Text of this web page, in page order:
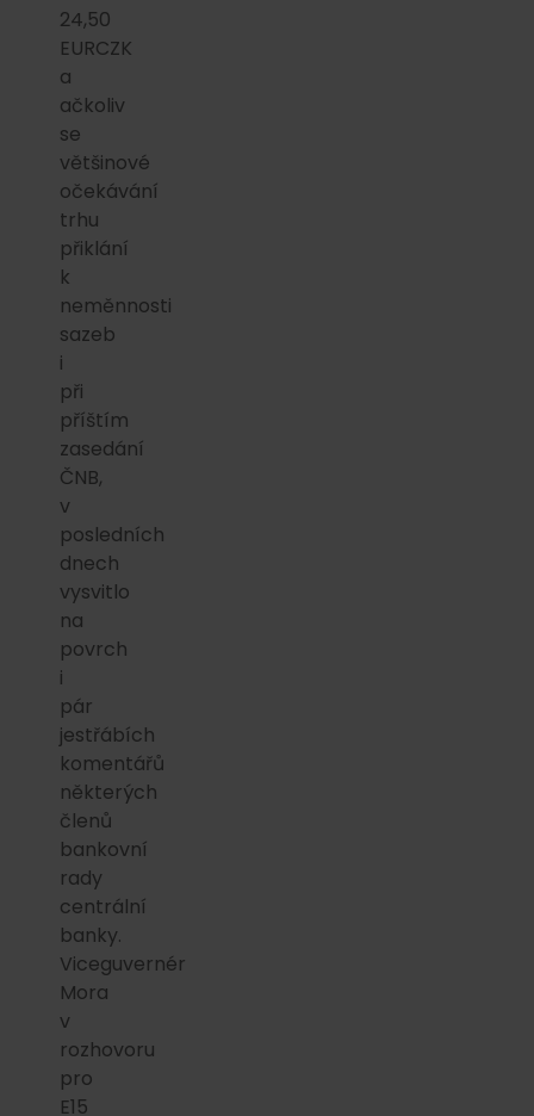
24,50
EURCZK
a
ačkoliv
se
většinové
očekávání
trhu
přiklání
k
neměnnosti
sazeb
i
při
příštím
zasedání
ČNB,
v
posledních
dnech
vysvitlo
na
povrch
i
pár
jestřábích
komentářů
některých
členů
bankovní
rady
centrální
banky.
Viceguvernér
Mora
v
rozhovoru
pro
E15